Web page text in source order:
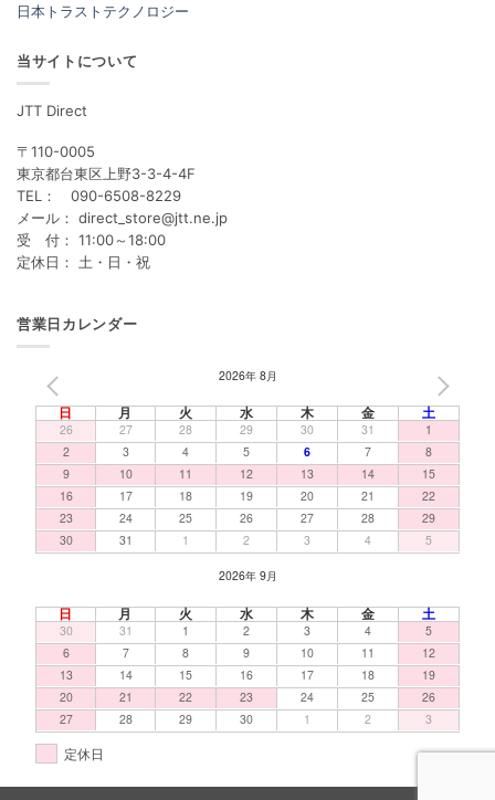
日本トラストテクノロジー
当サイトについて
JTT Direct
〒110-0005
東京都台東区上野3-3-4-4F
TEL： 090-6508-8229
メール： direct_store@jtt.ne.jp
受 付： 11:00～18:00
定休日： 土・日・祝
営業日カレンダー
2026年 8月
日 月 火 水 木 金 土
26 27 28 29 30 31
1
2
3 4 5 6 7
8
9
10 11 12 13 14
15
16
17 18 19 20 21
22
23
24 25 26 27 28
29
30
31 1 2 3 4 5
2026年 9月
日 月 火 水 木 金 土
30 31 1 2 3 4
5
6
7 8 9 10 11
12
13
14 15 16 17 18
19
20
21 22 23 24 25
26
27
28 29 30 1 2 3
定休日